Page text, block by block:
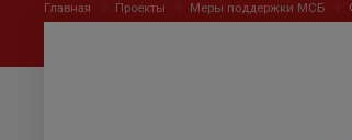
Главная Проекты Меры поддержки МСБ